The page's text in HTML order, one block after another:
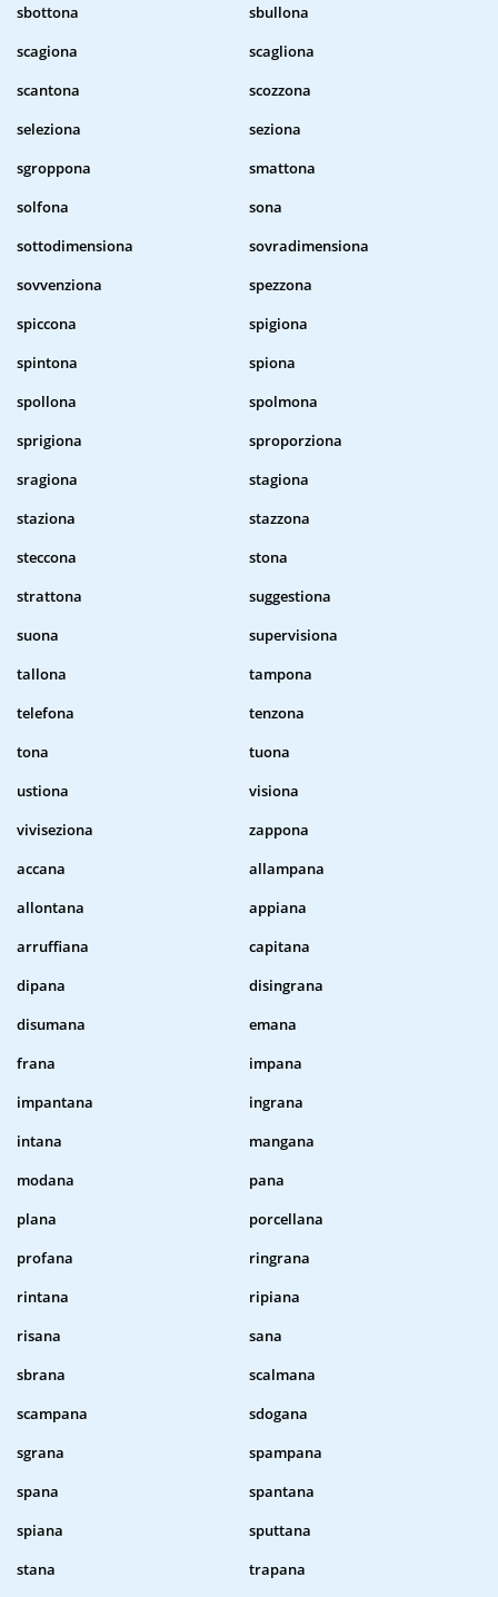
sbottona
sbullona
scagiona
scagliona
scantona
scozzona
seleziona
seziona
sgroppona
smattona
solfona
sona
sottodimensiona
sovradimensiona
sovvenziona
spezzona
spiccona
spigiona
spintona
spiona
spollona
spolmona
sprigiona
sproporziona
sragiona
stagiona
staziona
stazzona
steccona
stona
strattona
suggestiona
suona
supervisiona
tallona
tampona
telefona
tenzona
tona
tuona
ustiona
visiona
viviseziona
zappona
accana
allampana
allontana
appiana
arruffiana
capitana
dipana
disingrana
disumana
emana
frana
impana
impantana
ingrana
intana
mangana
modana
pana
plana
porcellana
profana
ringrana
rintana
ripiana
risana
sana
sbrana
scalmana
scampana
sdogana
sgrana
spampana
spana
spantana
spiana
sputtana
stana
trapana